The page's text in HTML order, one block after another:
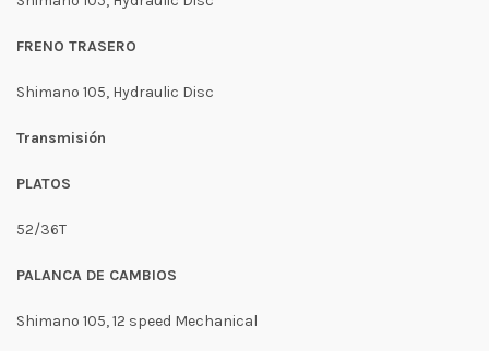
FRENO TRASERO
Shimano 105, Hydraulic Disc
Transmisión
PLATOS
52/36T
PALANCA DE CAMBIOS
Shimano 105, 12 speed Mechanical